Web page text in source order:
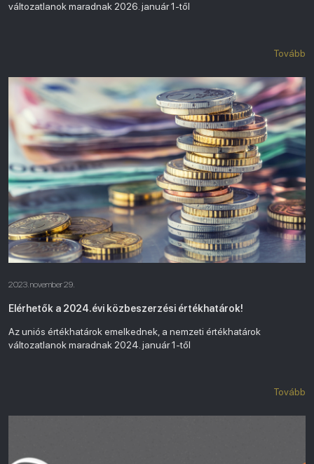
változatlanok maradnak 2026. január 1-től
Tovább
2023. november 29.
Elérhetők a 2024.évi közbeszerzési értékhatárok!
Az uniós értékhatárok emelkednek, a nemzeti értékhatárok
változatlanok maradnak 2024. január 1-től
Tovább